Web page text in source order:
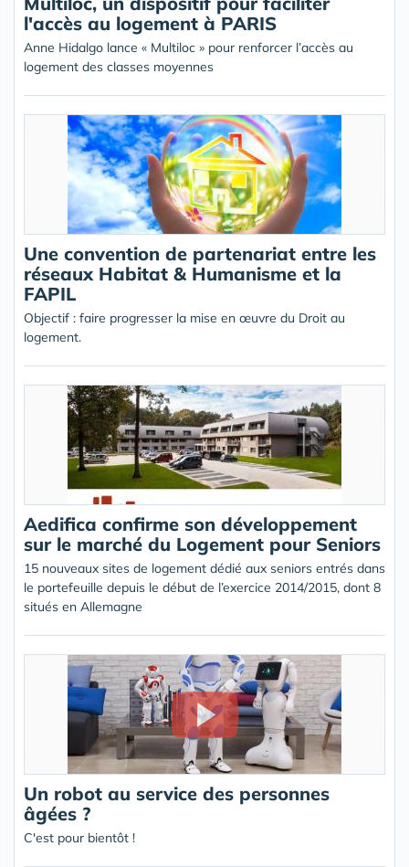
l'accès au logement à PARIS
Anne Hidalgo lance « Multiloc » pour renforcer l’accès au
logement des classes moyennes
Une convention de partenariat entre les
réseaux Habitat & Humanisme et la
FAPIL
Objectif : faire progresser la mise en œuvre du Droit au
logement.
Aedifica confirme son développement
sur le marché du Logement pour Seniors
15 nouveaux sites de logement dédié aux seniors entrés dans
le portefeuille depuis le début de l’exercice 2014/2015, dont 8
situés en Allemagne
Un robot au service des personnes
âgées ?
C'est pour bientôt !